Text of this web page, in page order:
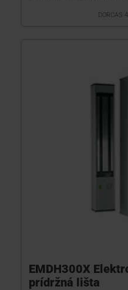
DORCAS
EMDH300X
prídržná lišta